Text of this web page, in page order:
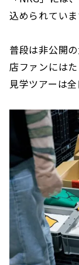
込められていま
普段は非公開
店ファンには
見学ツアーは